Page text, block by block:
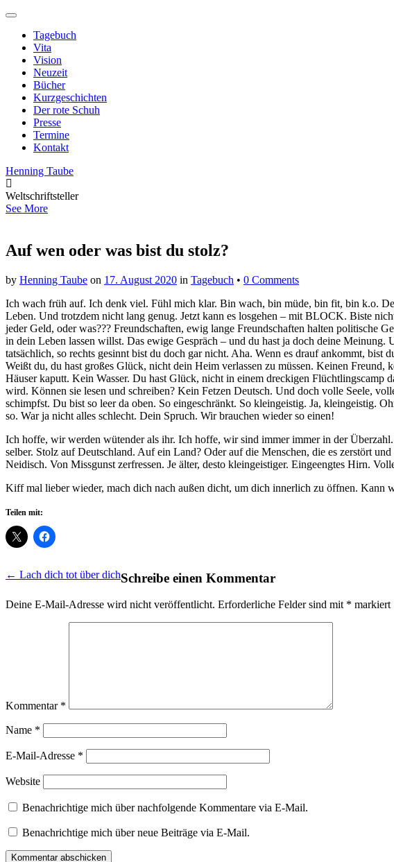
Main
Skip
contentTagebuch
Vita
Vision
Neuzeit
Bücher
Kurzgeschichten
Der rote Schuh
Presse
Termine
Kontakt
Henning Taube
Weltschriftsteller
See More
Auf wen oder was bist du stolz?
by Henning Taube on 17. August 2020 in Tagebuch • 0 Comments
Ich wach früh auf. Ich denk viel. Fühl mich klar. Bin wach, bin müde, bin fit, bin k.o.
Leben. Und trotzdem nicht lang genug. Jetzt kann es losgehen – mit BLOCK. Biste
jeder Geld, oder was??? Freundschaften, ewig lange Freundschaften halten politische
in dein Leben lassen willst. Das ewige Gespräch – und du hast ja doch deine
tatsächlich, so rechts gesinnt bist du doch gar nicht. Aha. Wenn es drauf ankommt,
Weißt du, du hast großes Glück, nicht dein Heim verlassen zu müssen. Keinen
Häuser kaputt. Kein Wasser. Du hast Glück, nicht in einem dreckigen Flüchtlingscamp
wird. Können sie lesen und schreiben? Kein Fetzen Deutsch. Und doch volle Seele,
schimpfst. Du bist so leer da oben. So eingeschränkt. So kleingeistig. Ja, kleingeistig.
so. War ja nicht alles schlecht. Dein Spruch. Wir brauchen wieder so einen!
Ich hoffe, wir werden wütender als ihr. Ich hoffe, wir sind immer immer in der
selber. Stolz auf Deutschland. Auf ein Land? Oder auf die Menschen, die es zerstört
Neidisch. Von Missgunst zerfressen. Je älter, desto kleingeistiger. Eingeengtes Hirn.
Kiff mal lieber wieder, mach dich nach außen dicht, um dich innerlich zu öffnen. Kann
Teilen mit:
Post
← Lach dich tot über dichSchreibe einen Kommentar
Deine E-Mail-Adresse wird nicht veröffentlicht. Erforderliche Felder sind mit * markiert
Kommentar *
Name *
E-Mail-Adresse *
Website
Benachrichtige mich über nachfolgende Kommentare via E-Mail.
Benachrichtige mich über neue Beiträge via E-Mail.